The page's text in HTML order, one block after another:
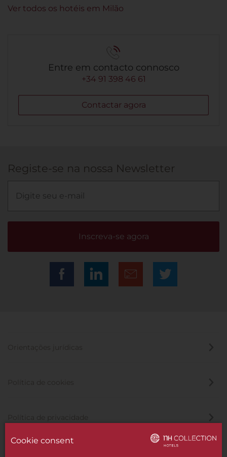
Ver todos os hotéis em Milão
Entre em contacto connosco
+34 91 398 46 61
Contactar agora
Registe-se na nossa Newsletter
Inscreva-se agora
Política de privacidade
Cookie consent